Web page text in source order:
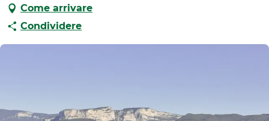
Come arrivare
Condividere